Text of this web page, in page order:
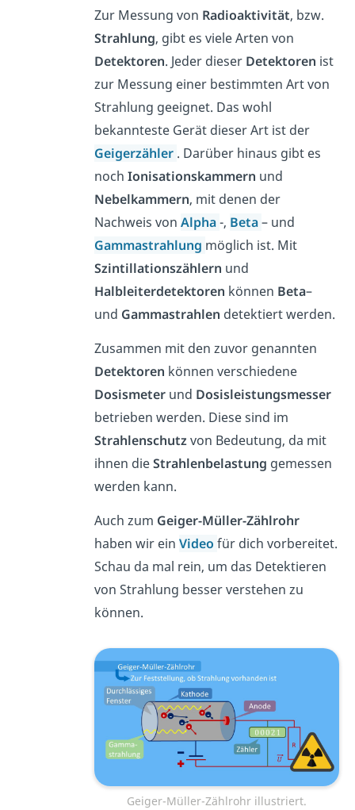
Zur Messung von Radioaktivität, bzw.
Strahlung, gibt es viele Arten von
Detektoren. Jeder dieser Detektoren ist
zur Messung einer bestimmten Art von
Strahlung geeignet. Das wohl
bekannteste Gerät dieser Art ist der
Geigerzähler . Darüber hinaus gibt es
nochIonisationskammern und
Nebelkammern, mit denen der
Nachweis vonAlpha -, Beta – und
Gammastrahlung möglich ist. Mit
Szintillationszählern und
Halbleiterdetektoren können Beta–
und Gammastrahlen detektiert werden.
Zusammen mit den zuvor genannten
Detektoren können verschiedene
Dosismeter und Dosisleistungsmesser
betrieben werden. Diese sind im
Strahlenschutzvon Bedeutung, da mit
ihnen dieStrahlenbelastung gemessen
werden kann.
Auch zum Geiger-Müller-Zählrohr
haben wir einVideofür dich vorbereitet.
Schau da mal rein, um das Detektieren
von Strahlung besser verstehen zu
können.
Geiger-Müller-Zählrohr illustriert.